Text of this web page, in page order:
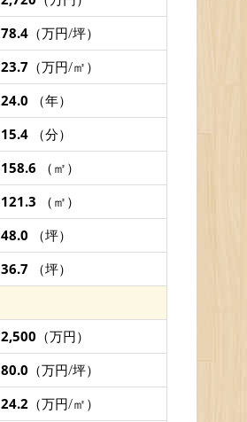
78.4 （万円/坪）
23.7 （万円/㎡）
24.0 （年）
15.4 （分）
158.6 （㎡）
121.3 （㎡）
48.0 （坪）
36.7 （坪）
2,500 （万円）
80.0 （万円/坪）
24.2 （万円/㎡）